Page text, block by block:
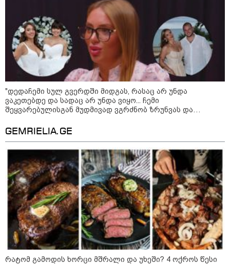
ალექსანდრ ვუჩიჩი - სერბეთი
უკრაინის ტერიტორიულ
მთლიანობას მხარს უჭერს
დანაშაულს? - ალბათ, დავალება
ჰქონდა ვიღაცისგან, თორემ
როგორ შეიძლებოდა ამის თქმა?
შალვა პაპუაშვილი - ომი არ
იქნებოდა, საქართველოს
ხელისუფლებაში სააკაშვილის
მარიონეტული რეჟიმის ნაცვლად
„ქართული ოცნების“ მსგავსი
პატრიოტული ძალა რომ
ყოფილიყო, თუ 2008 წლის ომი თუ
არ იქნებოდა, დიდი ალბათობით,
არც უკრაინის ომი იქნებოდა
ნიკოლ ფაშინიანსა და ილჰამ
ალიევს შორის სატელეფონო
საუბარი შედგა
"დედაჩემი სულ გვერდში მიდგას, რასაც არ უნდა
ვაკეთებდე და სადაც არ უნდა ვიყო... ჩემი
შეყვარებულისგან მუდმივად ვგრძნობ ზრუნვას და
პირად თემებზე
GEMRIELIA.GE
რატომ გამოდის ხორცი მშრალი და უხეში? 4 ოქროს წესი